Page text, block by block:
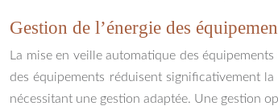
Gestion de l’énergie des
La mise en veille automatique des
des équipements réduisent significativement
nécessitant une gestion adaptée. Une gestion